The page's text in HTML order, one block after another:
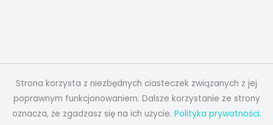
Strona korzysta z niezbędnych ciasteczek związanych z jej
poprawnym funkcjonowaniem. Dalsze korzystanie ze strony
oznacza, że zgadzasz się na ich użycie. Polityka prywatności.